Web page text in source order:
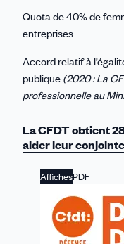
AffichesPDF
Quota de 40% de
entreprises
Accord relatif à
publique (2020 : La
professionnelle au
La CFDT obtient
aider leur conjointe